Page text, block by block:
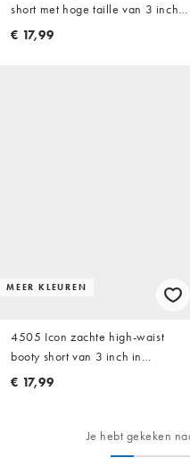
short met hoge taille van 3 inch
in nachtblauw
€ 17,99
MEER KLEUREN
4505 Icon zachte high-waist
booty short van 3 inch in
chocoladebruin
€ 17,99
Je hebt gekeken